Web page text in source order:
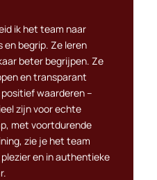
ik het team naar
en begrip. Ze leren
beter begrijpen. Ze
en transparant
waarderen –
zijn voor echte
met voortdurende
zie je het team
en in authentieke